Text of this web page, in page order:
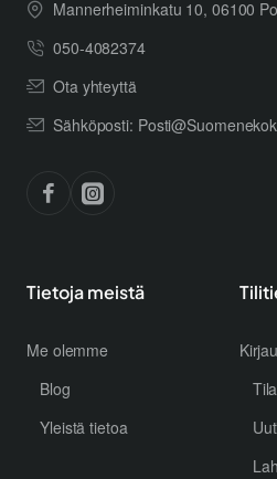
Mannerheiminkatu 10, 06100
050-4082374
Ota yhteyttä
Sähköposti:
Tietoja meistä
Me olemme
Blog
Yleistä tietoa